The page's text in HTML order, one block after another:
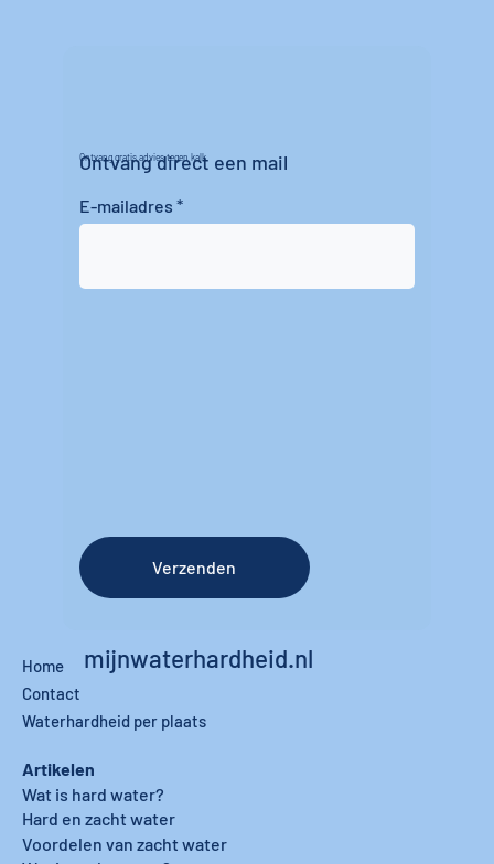
Ontvang gratis advies tegen kalk
Ontvang direct een mail
E-mailadres
Verzenden
mijnwaterhardheid.nl
Home
Contact
Waterhardheid per plaats
Artikelen
Wat is hard water?
Hard en zacht water
Voordelen van zacht water